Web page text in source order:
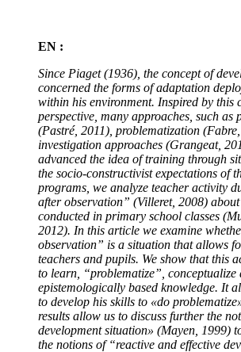
EN :
Since Piaget (1936), the concept of
concerned the forms of adaptation
within his environment. Inspired by this
perspective, many approaches, such as
(Pastré, 2011), problematization
investigation approaches (Grangeat,
advanced the idea of training through
the socio-constructivist expectations of
programs, we analyze teacher activity
after observation” (Villeret, 2008)
conducted in primary school classes
2012). In this article we examine
observation” is a situation that allows
teachers and pupils. We show that this
to learn, “problematize”, conceptualize
epistemologically based knowledge. It
to develop his skills to «do
results allow us to discuss further the
development situation» (Mayen, 1999)
the notions of “reactive and effective